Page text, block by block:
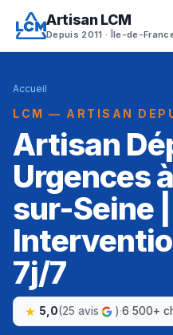
Artisan LCM
Depuis 2011 · Île-de-
Accueil
LCM — ARTISAN
Artisan
Urgences
sur-Seine |
7j/7
5,0(25 avis )·6 500+